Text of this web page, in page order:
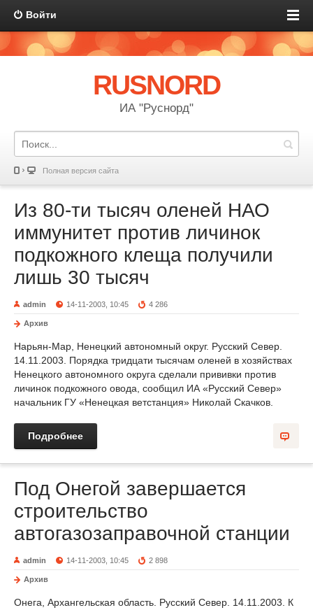
Войти
RUSNORD
ИА "Руснорд"
Полная версия сайта
Из 80-ти тысяч оленей НАО
иммунитет против личинок
подкожного клеща получили
лишь 30 тысяч
admin 14-11-2003, 10:45 4 286
Архив
Нарьян-Мар, Ненецкий автономный округ. Русский Север.
14.11.2003. Порядка тридцати тысячам оленей в хозяйствах
Ненецкого автономного округа сделали прививки против
личинок подкожного овода, сообщил ИА «Русский Север»
начальник ГУ «Ненецкая ветстанция» Николай Скачков.
Подробнее
Под Онегой завершается
строительство
автогазозаправочной станции
admin 14-11-2003, 10:45 2 898
Архив
Онега, Архангельская область. Русский Север. 14.11.2003. К